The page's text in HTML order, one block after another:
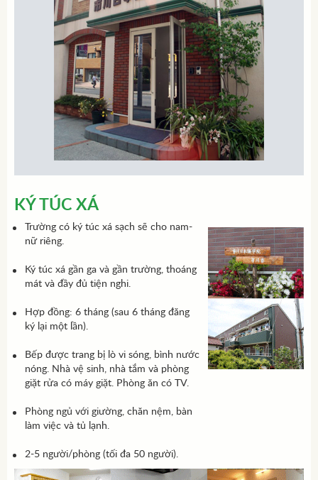
KÝ TÚC XÁ
Trường có ký túc xá sạch sẽ cho nam-
nữ riêng.
Ký túc xá gần ga và gần trường, thoáng
mát và đầy đủ tiện nghi.
Hợp đồng: 6 tháng (sau 6 tháng đăng
ký lại một lần).
Bếp được trang bị lò vi sóng, bình nước
nóng. Nhà vệ sinh, nhà tắm và phòng
giặt rửa có máy giặt. Phòng ăn có TV.
Phòng ngủ với giường, chăn nệm, bàn
làm việc và tủ lạnh.
2-5 người/phòng (tối đa 50 người).